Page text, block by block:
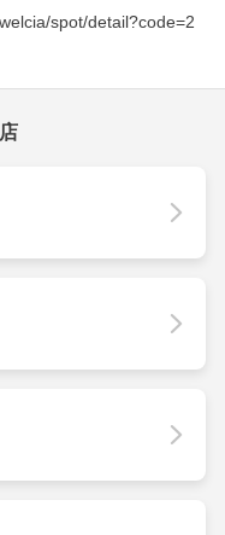
spot/detail?code=2